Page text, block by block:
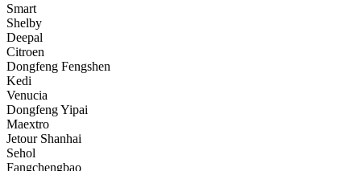
Smart
Shelby
Deepal
Citroen
Dongfeng Fengshen
Kedi
Venucia
Dongfeng Yipai
Maextro
Jetour Shanhai
Sehol
Fangchengbao